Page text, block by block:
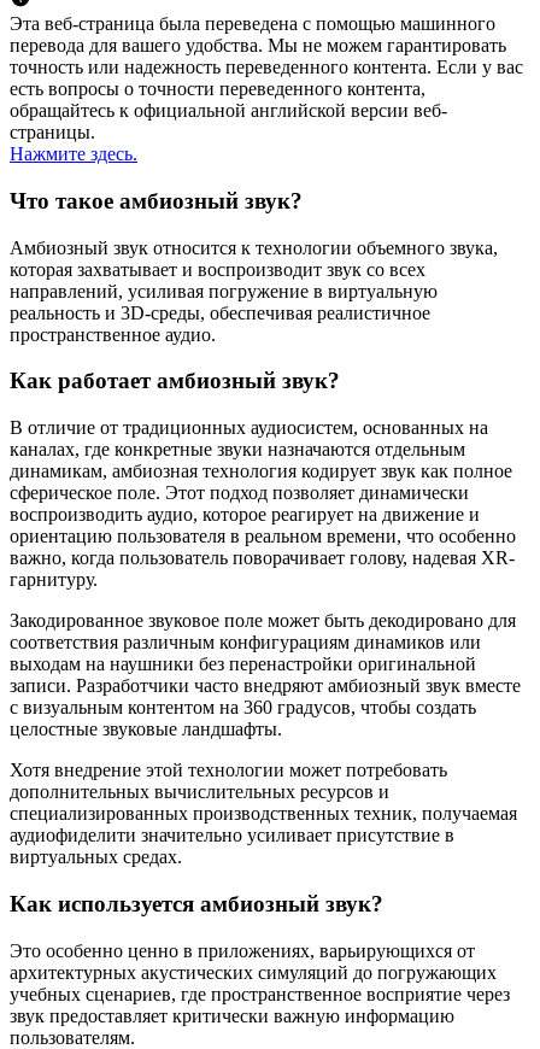
Эта веб-страница была переведена с помощью машинного
перевода для вашего удобства. Мы не можем гарантировать
точность или надежность переведенного контента. Если у вас
есть вопросы о точности переведенного контента,
обращайтесь к официальной английской версии веб-
страницы.
Нажмите здесь.
Что такое амбиозный звук?
Амбиозный звук относится к технологии объемного звука,
которая захватывает и воспроизводит звук со всех
направлений, усиливая погружение в виртуальную
реальность и 3D-среды, обеспечивая реалистичное
пространственное аудио.
Как работает амбиозный звук?
В отличие от традиционных аудиосистем, основанных на
каналах, где конкретные звуки назначаются отдельным
динамикам, амбиозная технология кодирует звук как полное
сферическое поле. Этот подход позволяет динамически
воспроизводить аудио, которое реагирует на движение и
ориентацию пользователя в реальном времени, что особенно
важно, когда пользователь поворачивает голову, надевая XR-
гарнитуру.
Закодированное звуковое поле может быть декодировано для
соответствия различным конфигурациям динамиков или
выходам на наушники без перенастройки оригинальной
записи. Разработчики часто внедряют амбиозный звук вместе
с визуальным контентом на 360 градусов, чтобы создать
целостные звуковые ландшафты.
Хотя внедрение этой технологии может потребовать
дополнительных вычислительных ресурсов и
специализированных производственных техник, получаемая
аудиофиделити значительно усиливает присутствие в
виртуальных средах.
Как используется амбиозный звук?
Это особенно ценно в приложениях, варьирующихся от
архитектурных акустических симуляций до погружающих
учебных сценариев, где пространственное восприятие через
звук предоставляет критически важную информацию
пользователям.